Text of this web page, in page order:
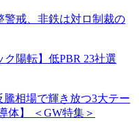
警戒、非鉄は対ロ制裁の
ク陽転】低PBR 23社選
相場で輝き放つ3大テー
体】 ＜GW特集＞